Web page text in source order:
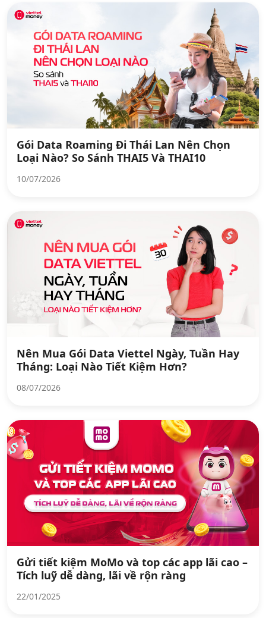
Gói Data Roaming Đi Thái Lan Nên Chọn
Loại Nào? So Sánh THAI5 Và THAI10
10/07/2026
Nên Mua Gói Data Viettel Ngày, Tuần Hay
Tháng: Loại Nào Tiết Kiệm Hơn?
08/07/2026
Gửi tiết kiệm MoMo và top các app lãi cao –
Tích luỹ dễ dàng, lãi về rộn ràng
22/01/2025